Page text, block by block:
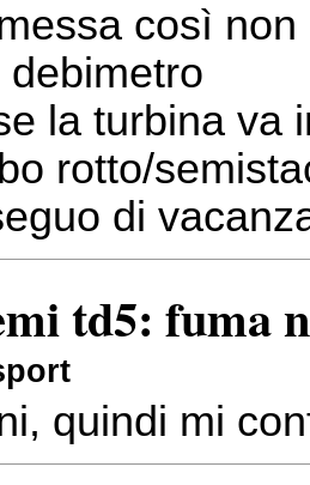
così
la turbina va
rotto/
di
td5: fuma
quindi mi